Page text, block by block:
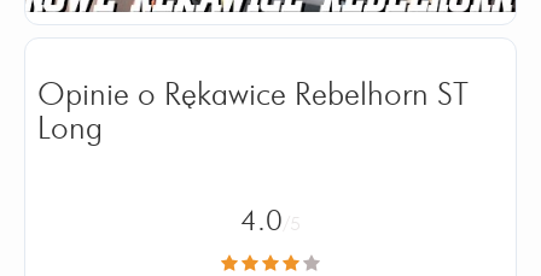
Opinie o Rękawice Rebelhorn ST
Long
4.0 /5